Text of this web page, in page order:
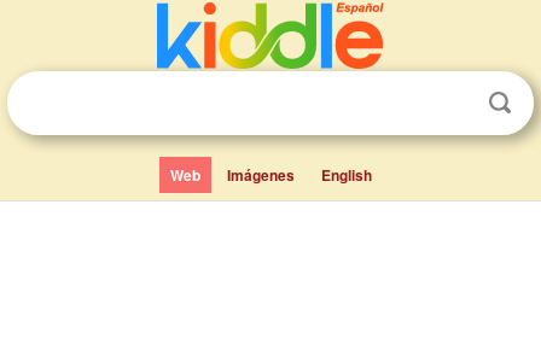
Web Imágenes English